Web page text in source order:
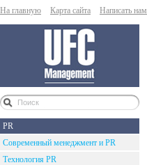
На главную Карта сайта Написать нам
PR
Современный менеджмент и PR
Технология PR